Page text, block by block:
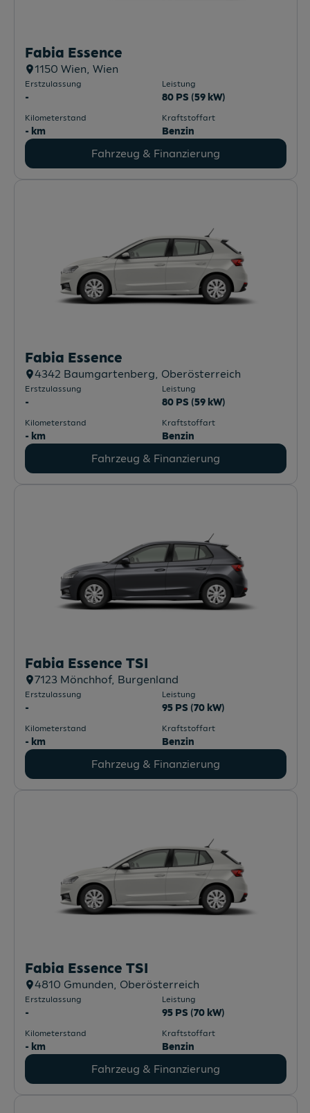
Fabia Essence
1150 Wien , Wien
Erstzulassung
-
Leistung
80 PS (59 kW)
Kilometerstand
- km
Kraftstoffart
Benzin
Fahrzeug & Finanzierung
Fabia Essence
4342 Baumgartenberg, Oberösterreich
Erstzulassung
-
Leistung
80 PS (59 kW)
Kilometerstand
- km
Kraftstoffart
Benzin
Fahrzeug & Finanzierung
Fabia Essence TSI
7123 Mönchhof, Burgenland
Erstzulassung
-
Leistung
95 PS (70 kW)
Kilometerstand
- km
Kraftstoffart
Benzin
Fahrzeug & Finanzierung
Fabia Essence TSI
4810 Gmunden, Oberösterreich
Erstzulassung
-
Leistung
95 PS (70 kW)
Kilometerstand
- km
Kraftstoffart
Benzin
Fahrzeug & Finanzierung